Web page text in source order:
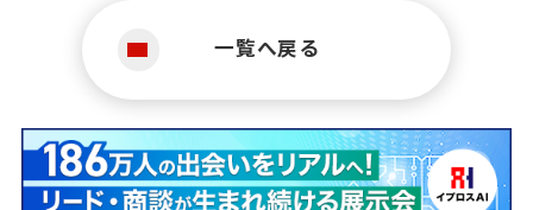
一覧へ戻る